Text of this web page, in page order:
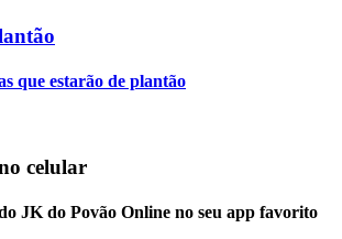
que estarão de plantão
celular
JK do Povão Online no seu app favorito